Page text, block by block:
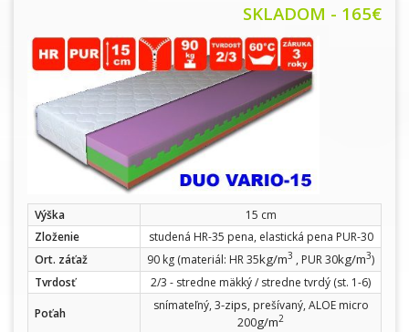
SKLADOM - 165€
Výška
15 cm
Zloženie
studená HR-35 pena, elastická pena PUR-30
Ort. záťaž
90 kg (materiál: HR 35kg/m3 , PUR 30kg/m3)
Tvrdosť
2/3 - stredne mäkký / stredne tvrdý (st. 1-6)
Poťah
snímateľný, 3-zips, prešívaný, ALOE micro
200g/m2